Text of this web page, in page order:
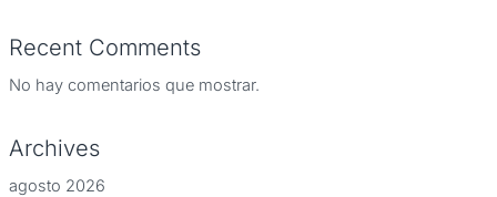
Recent Comments
No hay comentarios que mostrar.
Archives
agosto 2026